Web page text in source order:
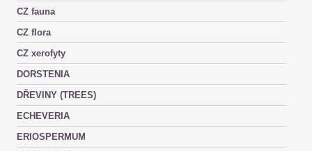
CZ fauna
CZ flora
CZ xerofyty
DORSTENIA
DŘEVINY (TREES)
ECHEVERIA
ERIOSPERMUM